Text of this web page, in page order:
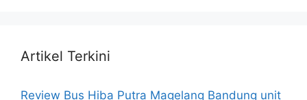
Artikel Terkini
Review Bus Hiba Putra Magelang Bandung unit